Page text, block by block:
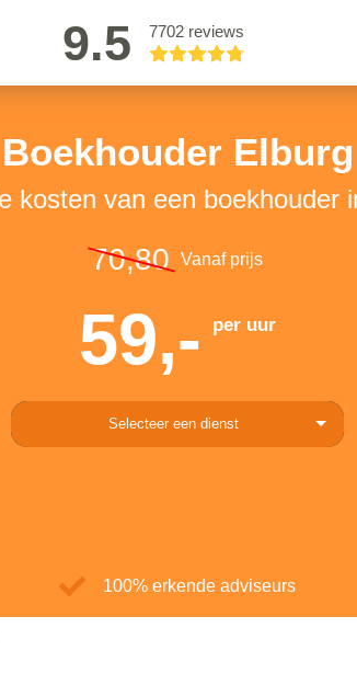
9.5 7702 reviews
Boekhouder Elburg
kosten van een boekhouder
70,80 Vanaf prijs
59,- per uur
Selecteer een dienst
100% erkende adviseurs